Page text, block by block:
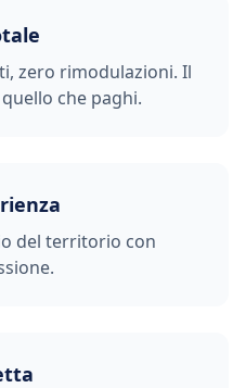
zero rimodulazioni. Il
che paghi.
del territorio con